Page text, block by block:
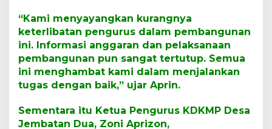
“Kami menyayangkan kurangnya
keterlibatan pengurus dalam pembangunan
ini. Informasi anggaran dan pelaksanaan
pembangunan pun sangat tertutup. Semua
ini menghambat kami dalam menjalankan
tugas dengan baik,” ujar Aprin.
Sementara itu Ketua Pengurus KDKMP Desa
Jembatan Dua, Zoni Aprizon,